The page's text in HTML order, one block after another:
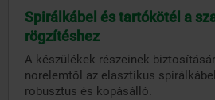
Spirálkábel és tartókötél a
rögzítéshez
A készülékek részeinek
norelemtől az elasztikus
robusztus és kopásálló.